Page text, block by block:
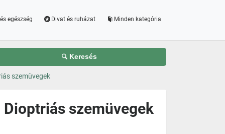
egészség Divat és ruházat Minden kategória
Keresés
szemüvegek
Dioptriás szemüvegek